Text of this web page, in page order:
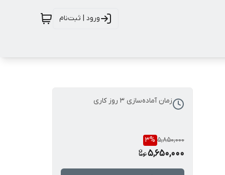
ورود | ثبت‌نام
زمان آماده‌سازی 3 روز کاری
5,850,000
3%
5,650,000